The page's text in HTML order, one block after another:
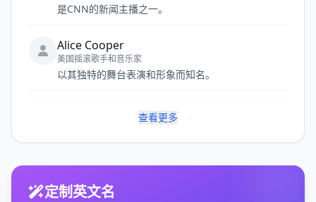
是CNN的新闻主播之一。
Alice Cooper
美国摇滚歌手和音乐家
以其独特的舞台表演和形象而知名。
查看更多
定制英文名